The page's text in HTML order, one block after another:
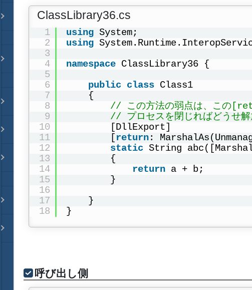
ClassLibrary36.cs
1
2
3
4
5
6
7
8
9
10
11
12
13
14
15
16
17
18
using System;
using
namespace ClassLibrary36 {
public class Class1
{
// この方法の弱点は、この
// プロセスを閉じればどうせ解
[DllExport]
[return:
static String
{
return a + b;
}
}
}
呼び出し側